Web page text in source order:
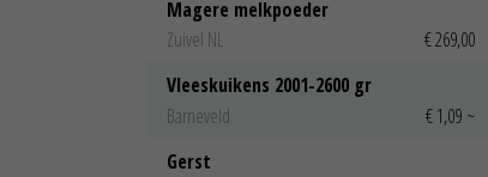
Magere melkpoeder
Zuivel NL
€ 269,00
Vleeskuikens 2001-2600 gr
Barneveld
€ 1,09 ~
Gerst